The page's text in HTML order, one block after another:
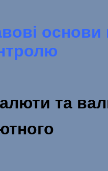
валюти